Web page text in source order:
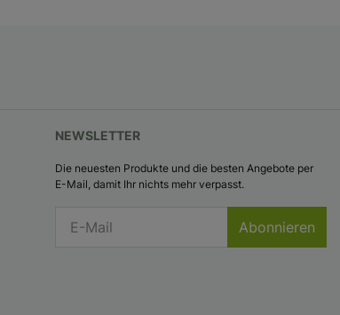
NEWSLETTER
Die neuesten Produkte und die besten Angebote per
E-Mail, damit Ihr nichts mehr verpasst.
Abonnieren